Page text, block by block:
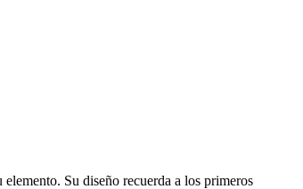
Su diseño recuerda a los primeros